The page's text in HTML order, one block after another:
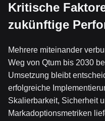
Kritische
zukünftige
Mehrere miteinander
Weg von Qtum bis 2030
Umsetzung bleibt
erfolgreiche
Skalierbarkeit, Sicherheit
Markadoptionsmetriken